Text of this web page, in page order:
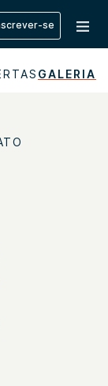
se
GALERIA